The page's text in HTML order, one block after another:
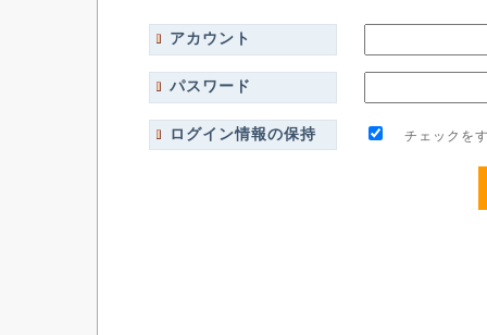
アカウント
パスワード
ログイン情報の保持 チェックをす